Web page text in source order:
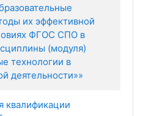
их эффективной
ФГОС СПО в
(модуля)
технологии в
деятельности»»
квалификации